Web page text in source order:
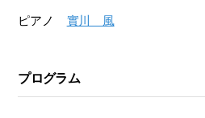
ピアノ 實川 風
プログラム